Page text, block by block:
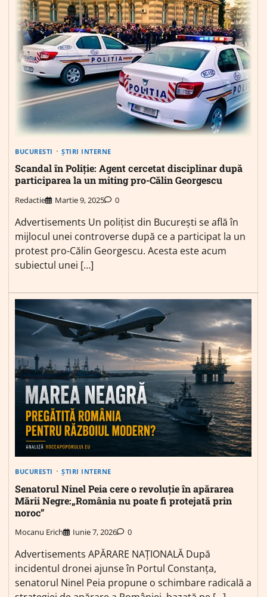
BUCURESTI ȘTIRI INTERNE
Scandal în Poliție: Agent cercetat disciplinar după
participarea la un miting pro-Călin Georgescu
Redactie Martie 9, 2025 0
Advertisements Un polițist din București se află în
mijlocul unei controverse după ce a participat la un
protest pro-Călin Georgescu. Acesta este acum
subiectul unei […]
BUCURESTI ȘTIRI INTERNE
Senatorul Ninel Peia cere o revoluție în apărarea
Mării Negre:„România nu poate fi protejată prin
noroc”
Mocanu Erich Iunie 7, 2026 0
Advertisements APĂRARE NAȚIONALĂ După
incidentul dronei ajunse în Portul Constanța,
senatorul Ninel Peia propune o schimbare radicală a